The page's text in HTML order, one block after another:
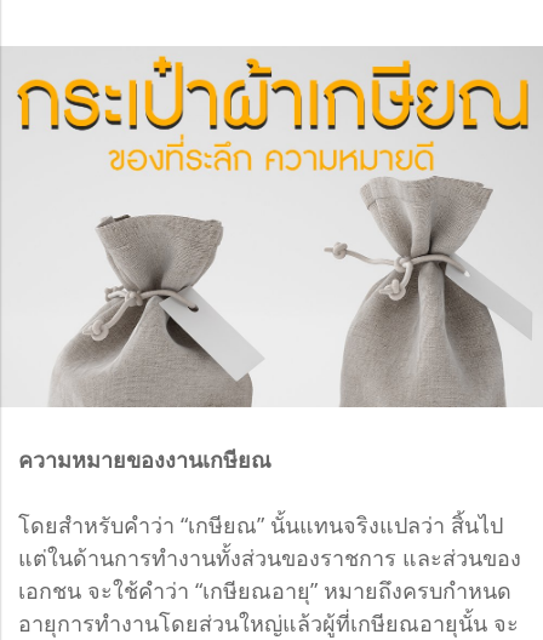
ความหมายของงานเกษียณ
โดยสำหรับคำว่า “เกษียณ” นั้นแทนจริงแปลว่า สิ้นไป
แต่ในด้านการทำงานทั้งส่วนของราชการ และส่วนของ
เอกชน จะใช้คำว่า “เกษียณอายุ” หมายถึงครบกำหนด
อายุการทำงานโดยส่วนใหญ่แล้วผู้ที่เกษียณอายุนั้น จะ